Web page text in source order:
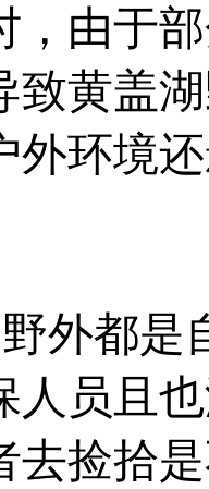
，由于
致黄盖
外环境
都是
人员且
去捡拾